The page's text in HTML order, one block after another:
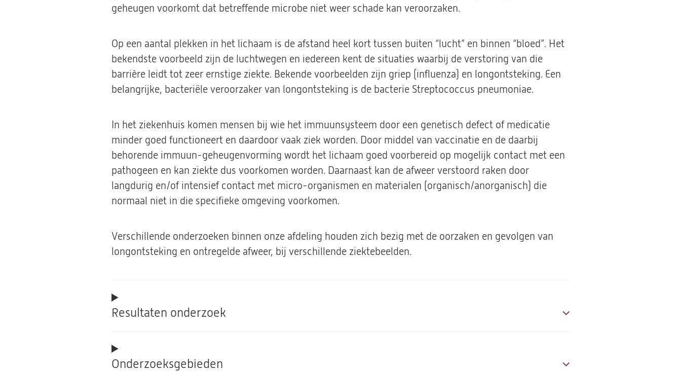
geheugen voorkomt dat betreffende microbe niet weer schade kan veroorzaken.
Op een aantal plekken in het lichaam is de afstand heel kort tussen buiten “lucht” en binnen “bloed”. Het
bekendste voorbeeld zijn de luchtwegen en iedereen kent de situaties waarbij de verstoring van die
barrière leidt tot zeer ernstige ziekte. Bekende voorbeelden zijn griep (influenza) en longontsteking. Een
belangrijke, bacteriële veroorzaker van longontsteking is de bacterie Streptococcus pneumoniae.
In het ziekenhuis komen mensen bij wie het immuunsysteem door een genetisch defect of medicatie
minder goed functioneert en daardoor vaak ziek worden. Door middel van vaccinatie en de daarbij
behorende immuun-geheugenvorming wordt het lichaam goed voorbereid op mogelijk contact met een
pathogeen en kan ziekte dus voorkomen worden. Daarnaast kan de afweer verstoord raken door
langdurig en/of intensief contact met micro-organismen en materialen (organisch/anorganisch) die
normaal niet in die specifieke omgeving voorkomen.
Verschillende onderzoeken binnen onze afdeling houden zich bezig met de oorzaken en gevolgen van
longontsteking en ontregelde afweer, bij verschillende ziektebeelden.
Resultaten onderzoek
Onderzoeksgebieden